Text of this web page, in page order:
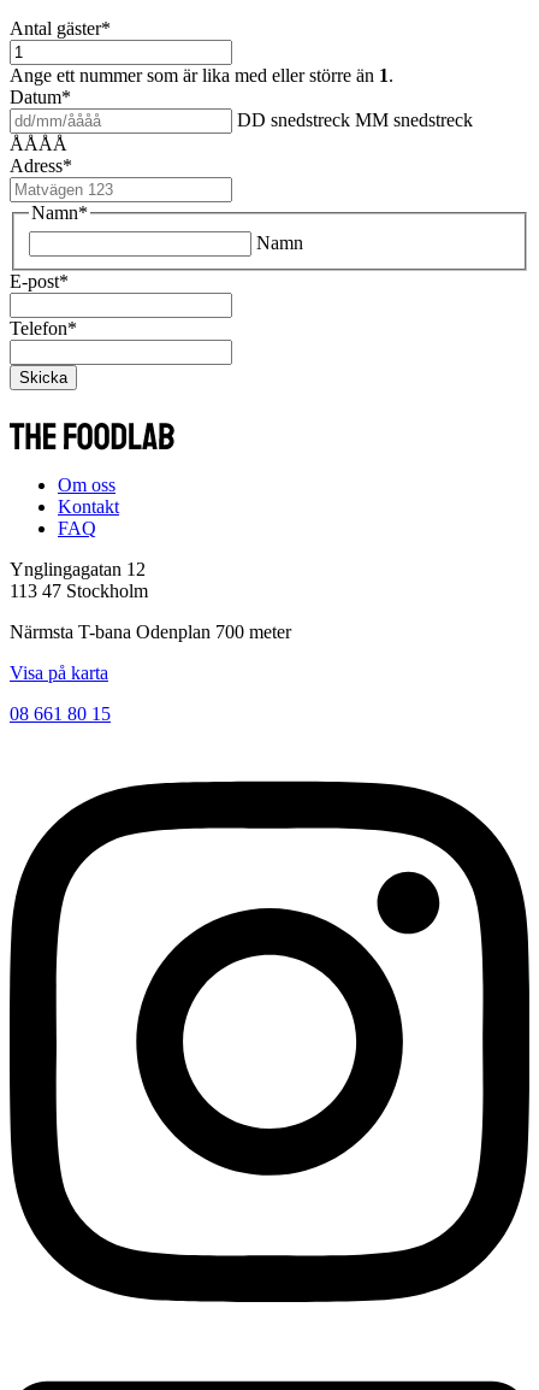
Antal gäster*
Ange ett nummer som är lika med eller större än 1.
Datum*
DD snedstreck MM snedstreck
ÅÅÅÅ
Adress*
Namn*
Namn
E-post*
Telefon*
Skicka
Om oss
Kontakt
FAQ
Ynglingagatan 12
113 47 Stockholm
Närmsta T-bana Odenplan 700 meter
Visa på karta
08 661 80 15